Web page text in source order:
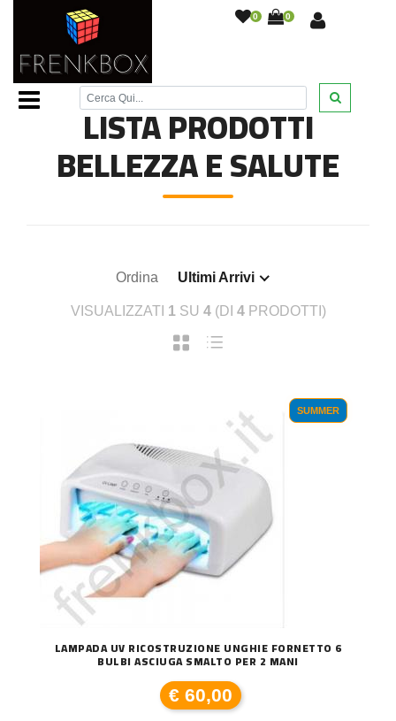
0 0
Home Page /Bellezza e Salute
LISTA PRODOTTI
BELLEZZA E SALUTE
Ordina Ultimi Arrivi
VISUALIZZATI 1 SU 4(DI 4PRODOTTI)
SUMMER
LAMPADA UV RICOSTRUZIONE UNGHIE FORNETTO 6
BULBI ASCIUGA SMALTO PER 2 MANI
€ 60,00